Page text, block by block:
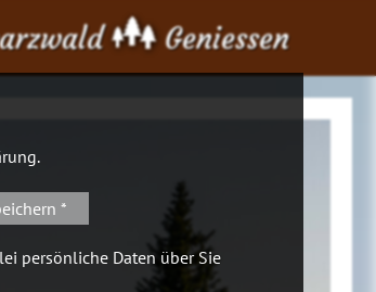
Geniessen
.
*
persönliche Daten über Sie